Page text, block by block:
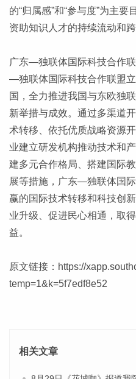
的“归属感”和“参与度”为主
资助知识人才的持续流动和
广东—独联体国际科技合作
—独联体国际科技合作联盟
国，全力推进我国与东欧独
新举措与成效。通过多渠道
术转移、依托优质战略资源
业建立研发机构推动技术和
建多元合作格局、搭建国际
展等措施，广东—独联体国
赢的国际技术转移和科技创
业升级、促进民心相通，取
益。
原文链接： https://
temp=1&k=5f7edf8e52
相关文章